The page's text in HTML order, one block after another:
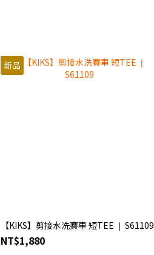
新品
【KIKS】剪接水洗賽車 短TEE ❘ S61109
NT$1,880